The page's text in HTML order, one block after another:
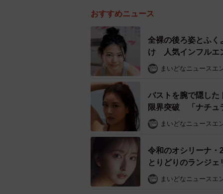
おすすめニュース
全裸の後ろ姿とふ
け 人気インフルエ
まいどなニュースエ
バストを腕で隠し
限界突破 「ナチュ
まいどなニュースエ
令和のオシリーナ
とりどりのランジェ
まいどなニュースエ